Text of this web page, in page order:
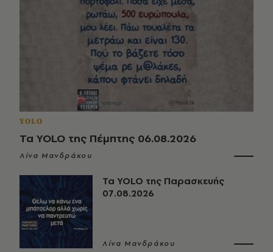
YOLO
Τα YOLO της Πέμπτης 06.08.2026
Λίνα Μανδράκου
Τα YOLO της Παρασκευής
07.08.2026
Λίνα Μανδράκου